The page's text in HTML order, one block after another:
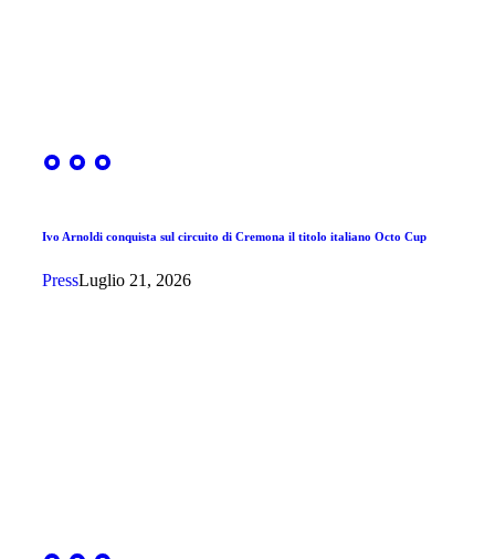
Ivo Arnoldi conquista sul circuito di Cremona il titolo italiano Octo Cup
PressLuglio 21, 2026